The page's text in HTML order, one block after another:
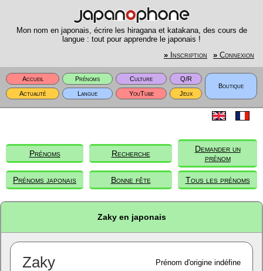
Mon nom en japonais, écrire les hiragana et katakana, des cours de
langue : tout pour apprendre le japonais !
» Inscription » Connexion
Accueil Prénoms Culture
Q/R
Boutique
Actualité
Langue YouTube Jeux
Prénoms Recherche
Demander un
prénom
Prénoms japonais Bonne fête Tous les prénoms
Zaky en japonais
Zaky Prénom d'origine indéfine